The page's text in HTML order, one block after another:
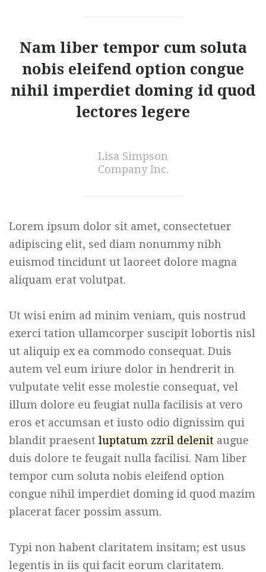
Nam liber tempor cum soluta
nobis eleifend option congue
nihil imperdiet doming id quod
lectores legere
Lisa Simpson
Company Inc.
Lorem ipsum dolor sit amet, consectetuer
adipiscing elit, sed diam nonummy nibh
euismod tincidunt ut laoreet dolore magna
aliquam erat volutpat.
Ut wisi enim ad minim veniam, quis nostrud
exerci tation ullamcorper suscipit lobortis nisl
ut aliquip ex ea commodo consequat. Duis
autem vel eum iriure dolor in hendrerit in
vulputate velit esse molestie consequat, vel
illum dolore eu feugiat nulla facilisis at vero
eros et accumsan et iusto odio dignissim qui
blandit praesent luptatum zzril delenit augue
duis dolore te feugait nulla facilisi. Nam liber
tempor cum soluta nobis eleifend option
congue nihil imperdiet doming id quod mazim
placerat facer possim assum.
Typi non habent claritatem insitam; est usus
legentis in iis qui facit eorum claritatem.